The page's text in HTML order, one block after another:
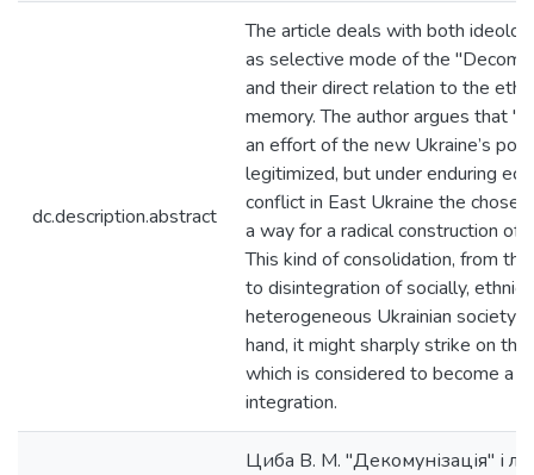
dc.description.abstract
The article deals with both
as selective mode of the
and their direct relation to the
memory. The author argues that
an effort of the new Ukraine’s
legitimized, but under enduring
conflict in East Ukraine the
a way for a radical construction of
This kind of consolidation, from
to disintegration of socially,
heterogeneous Ukrainian society
hand, it might sharply strike on
which is considered to become a
integration.
Циба В. М. "Декомунізація" і